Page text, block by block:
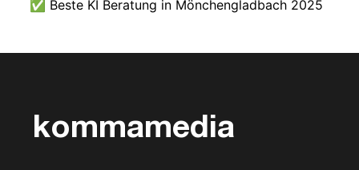
✅ Beste KI Beratung in Mönchengladbach 2025
kommamedia